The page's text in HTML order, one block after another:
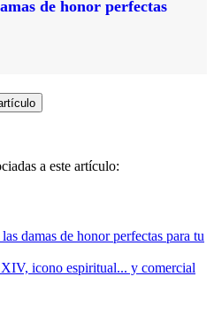
de honor perfectas
a este artículo:
damas de honor perfectas para tu
icono espiritual... y comercial